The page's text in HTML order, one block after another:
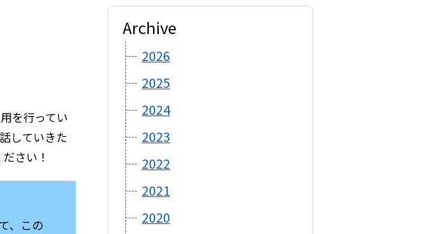
を行ってい
していきた
さい！
、この
Archive
2026
2025
2024
2023
2022
2021
2020